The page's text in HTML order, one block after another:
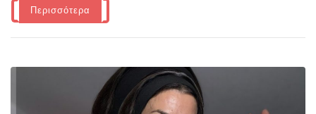
Περισσότερα